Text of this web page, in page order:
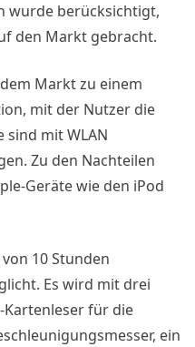
wurde berücksichtigt,
den Markt gebracht.
Markt zu einem
mit der Nutzer die
mit WLAN
Zu den Nachteilen
Geräte wie den iPod
10 Stunden
Es wird mit drei
Kartenleser für die
ein